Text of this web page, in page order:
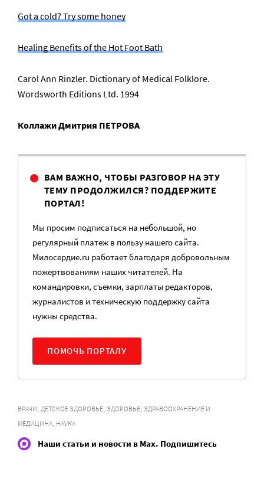
Got a cold? Try some honey
Healing Benefits of the Hot Foot Bath
Carol Ann Rinzler. Dictionary of Medical Folklore.
Wordsworth Editions Ltd. 1994
Коллажи Дмитрия ПЕТРОВА
ВАМ ВАЖНО, ЧТОБЫ РАЗГОВОР НА ЭТУ
ТЕМУ ПРОДОЛЖИЛСЯ? ПОДДЕРЖИТЕ
ПОРТАЛ!
Мы просим подписаться на небольшой, но
регулярный платеж в пользу нашего сайта.
Милосердие.ru работает благодаря добровольным
пожертвованиям наших читателей. На
командировки, съемки, зарплаты редакторов,
журналистов и техническую поддержку сайта
нужны средства.
ПОМОЧЬ ПОРТАЛУ
ВРАЧИ ДЕТСКОЕ ЗДОРОВЬЕ ЗДОРОВЬЕ ЗДРАВООХРАНЕНИЕ И
МЕДИЦИНА НАУКА
Наши статьи и новости в Max. Подпишитесь